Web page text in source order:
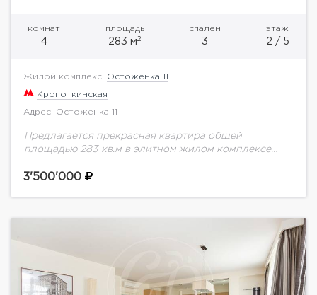
комнат
4
площадь
283 м2
спален
3
этаж
2 / 5
Жилой комплекс: Остоженка 11
Кропоткинская
Адрес: Остоженка 11
Предлагается прекрасная квартира общей
площадью 283 кв.м в элитном жилом комплексе
самом престижном квартале Москвы - "Золотой
3'500'000